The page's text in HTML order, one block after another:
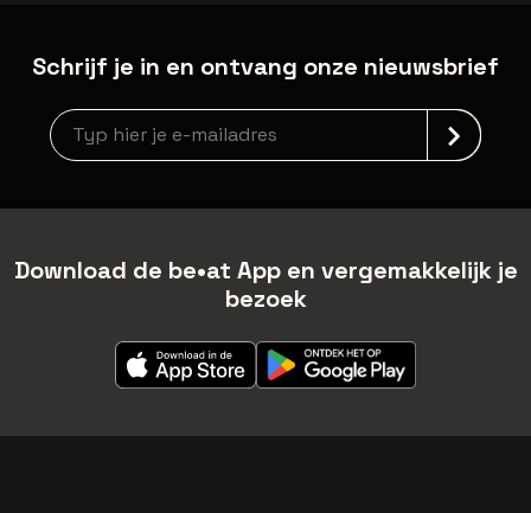
Schrijf je in en ontvang onze nieuwsbrief
Nieuwsbrief aanmelding
Download de be•at App en vergemakkelijk je
bezoek